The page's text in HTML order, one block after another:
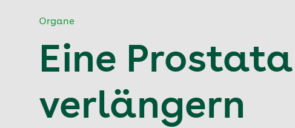
Organe
Eine
verlängern